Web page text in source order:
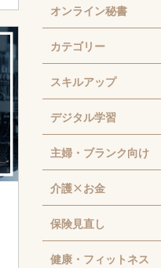
オンライン秘書
カテゴリー
スキルアップ
デジタル学習
主婦・ブランク向け
介護×お金
保険見直し
健康・フィットネス